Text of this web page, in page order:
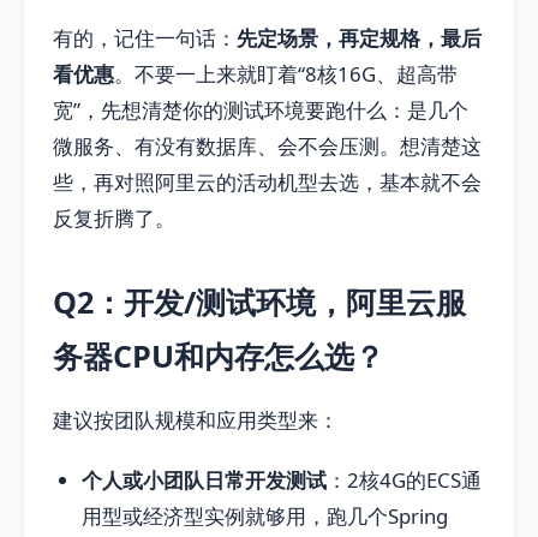
有的，记住一句话： 先定场景，再定规格，最后
看优惠。不要一上来就盯着“8核16G、超高带
宽”，先想清楚你的测试环境要跑什么：是几个
微服务、有没有数据库、会不会压测。想清楚这
些，再对照阿里云的活动机型去选，基本就不会
反复折腾了。
Q2：开发/测试环境，阿里云服
务器CPU和内存怎么选？
建议按团队规模和应用类型来：
个人或小团队日常开发测试 ：2核4G的ECS通
用型或经济型实例就够用，跑几个Spring